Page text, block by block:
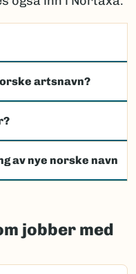
artsnavn?
av nye norske navn
jobber med